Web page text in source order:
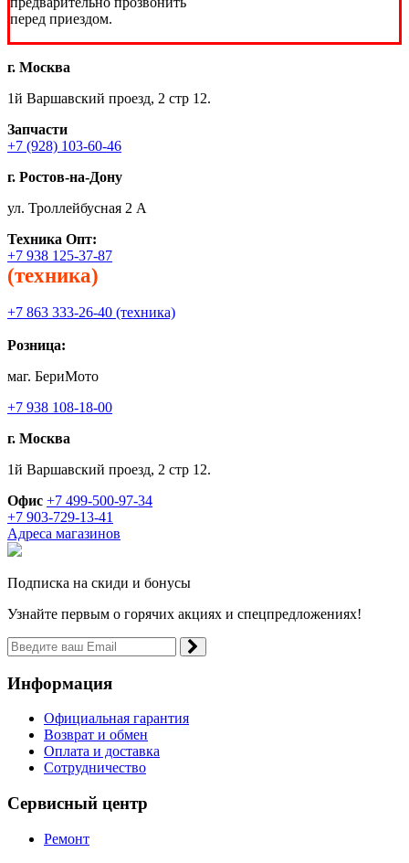
перед приездом.
г. Москва
1й Варшавский проезд, 2 стр 12.
Запчасти
+7 (928) 103-60-46
г. Ростов-на-Дону
ул. Троллейбусная 2 А
Техника Опт:
+7 938 125-37-87
(техника)
+7 863 333-26-40 (техника)
Розница:
маг. БериМото
+7 938 108-18-00
г. Москва
1й Варшавский проезд, 2 стр 12.
Офис +7 499-500-97-34
+7 903-729-13-41
Адреса магазинов
Подписка на скиди и бонусы
Узнайте первым о горячих акциях и спецпредложениях!
Информация
Официальная гарантия
Возврат и обмен
Оплата и доставка
Сотрудничество
Сервисный центр
Ремонт